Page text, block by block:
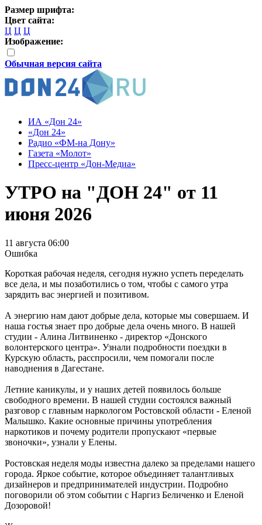
Размер шрифта:
Цвет сайта:
Ц Ц Ц
Изображение:
Обычная версия сайта
ИА «Дон 24»
«Дон 24»
Радио «ФМ-на Дону»
Газета «Молот»
Пресс-центр «Дон-Медиа»
УТРО на "ДОН 24" от 11
июня 2026
11 августа 06:00
Ошибка
Короткая рабочая неделя, сегодня нужно успеть переделать
все дела, и мы позаботились о том, чтобы с самого утра
зарядить вас энергией и позитивом.
А энергию нам дают добрые дела, которые мы совершаем. И
наша гостья знает про добрые дела очень много. В нашей
студии - Алина Литвиненко - директор «Донского
волонтерского центра». Узнали подробности поездки в
Курскую область, расспросили, чем помогали после
наводнения в Дагестане.
Летние каникулы, и у наших детей появилось больше
свободного времени. В нашей студии состоялся важный
разговор с главным наркологом Ростовской области - Еленой
Малышко. Какие основные причины употребления
наркотиков и почему родители пропускают «первые
звоночки», узнали у Елены.
Ростовская неделя моды известна далеко за пределами нашего
города. Яркое событие, которое объединяет талантливых
дизайнеров и предпринимателей индустрии. Подробно
поговорили об этом событии с Наргиз Беличенко и Еленой
Дозоровой!